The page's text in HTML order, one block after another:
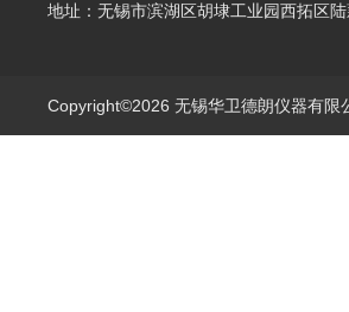
地址：无锡市滨湖区胡埭工业园西拓区
Copyright©2026 无锡华卫德朗仪器有